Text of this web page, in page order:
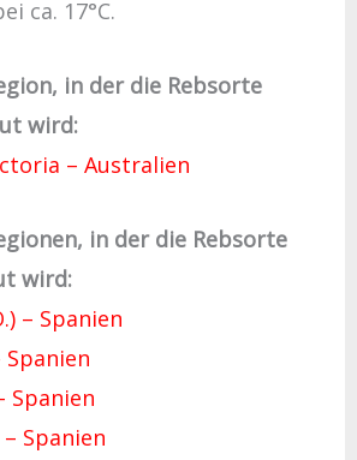
ca. 17°C.
in der die Rebsorte
wird:
– Australien
in der die Rebsorte
wird:
– Spanien
Spanien
Spanien
Spanien